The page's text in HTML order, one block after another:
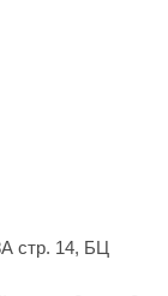
стр. 14, БЦ